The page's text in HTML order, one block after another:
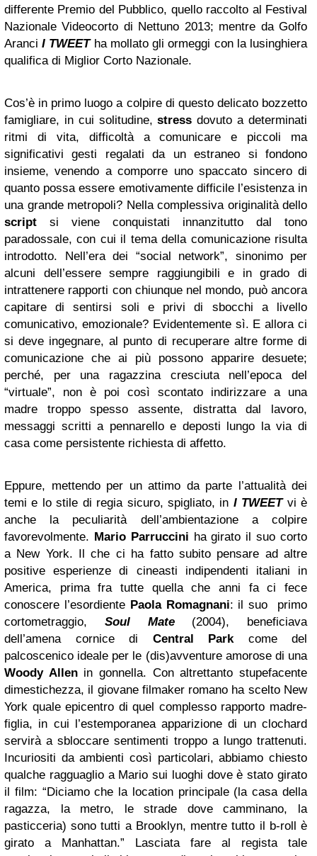
differente Premio del Pubblico, quello raccolto al Festival
Nazionale Videocorto di Nettuno 2013; mentre da Golfo
AranciI TWEETha mollato gli ormeggi con la lusinghiera
qualifica di Miglior Corto Nazionale.
Cos’è in primo luogo a colpire di questo delicato bozzetto
famigliare, in cui solitudine,stress dovuto a determinati
ritmi di vita, difficoltà a comunicare e piccoli ma
significativi gesti regalati da un estraneo si fondono
insieme, venendo a comporre uno spaccato sincero di
quanto possa essere emotivamente difficile l’esistenza in
una grande metropoli? Nella complessiva originalità dello
script si viene conquistati innanzitutto dal tono
paradossale, con cui il tema della comunicazione risulta
introdotto. Nell’era dei “social network”, sinonimo per
alcuni dell’essere sempre raggiungibili e in grado di
intrattenere rapporti con chiunque nel mondo, può ancora
capitare di sentirsi soli e privi di sbocchi a livello
comunicativo, emozionale? Evidentemente sì. E allora ci
si deve ingegnare, al punto di recuperare altre forme di
comunicazione che ai più possono apparire desuete;
perché, per una ragazzina cresciuta nell’epoca del
“virtuale”, non è poi così scontato indirizzare a una
madre troppo spesso assente, distratta dal lavoro,
messaggi scritti a pennarello e deposti lungo la via di
casa come persistente richiesta di affetto.
Eppure, mettendo per un attimo da parte l’attualità dei
temi e lo stile di regia sicuro, spigliato, in I TWEETvi è
anche la peculiarità dell’ambientazione a colpire
favorevolmente. Mario Parruccini ha girato il suo corto
a New York. Il che ci ha fatto subito pensare ad altre
positive esperienze di cineasti indipendenti italiani in
America, prima fra tutte quella che anni fa ci fece
conoscere l’esordiente Paola Romagnani: il suo primo
cortometraggio, Soul Mate (2004), beneficiava
dell’amena cornice di Central Park come del
palcoscenico ideale per le (dis)avventure amorose di una
Woody Allenin gonnella. Con altrettanto stupefacente
dimestichezza, il giovane filmaker romano ha scelto New
York quale epicentro di quel complesso rapporto madre-
figlia, in cui l’estemporanea apparizione di un clochard
servirà a sbloccare sentimenti troppo a lungo trattenuti.
Incuriositi da ambienti così particolari, abbiamo chiesto
qualche ragguaglio a Mario sui luoghi dove è stato girato
il film: “Diciamo che la location principale (la casa della
ragazza, la metro, le strade dove camminano, la
pasticceria) sono tutti a Brooklyn, mentre tutto il b-roll è
girato a Manhattan.” Lasciata fare al regista tale